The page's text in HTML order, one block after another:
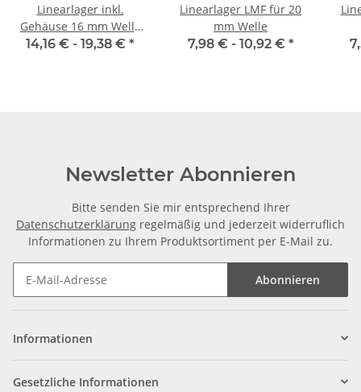
Linearlager inkl.
Gehäuse 16 mm Welle
SMA-L
14,16 € - 19,38 € *
Linearlager LMF für 20
mm Welle
7,98 € - 10,92 € *
Newsletter Abonnieren
Bitte senden Sie mir entsprechend Ihrer
Datenschutzerklärung regelmäßig und jederzeit widerruflich
Informationen zu Ihrem Produktsortiment per E-Mail zu.
Abonnieren
Informationen
Gesetzliche Informationen